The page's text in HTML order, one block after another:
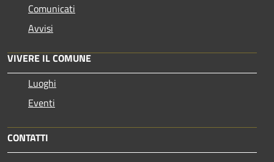
Comunicati
Avvisi
VIVERE IL COMUNE
Luoghi
Eventi
CONTATTI